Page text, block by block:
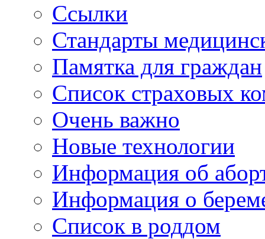
Ссылки
Стандарты
Памятка для граждан
Список страховых
Очень важно
Новые технологии
Информация об
Информация о
Список в роддом